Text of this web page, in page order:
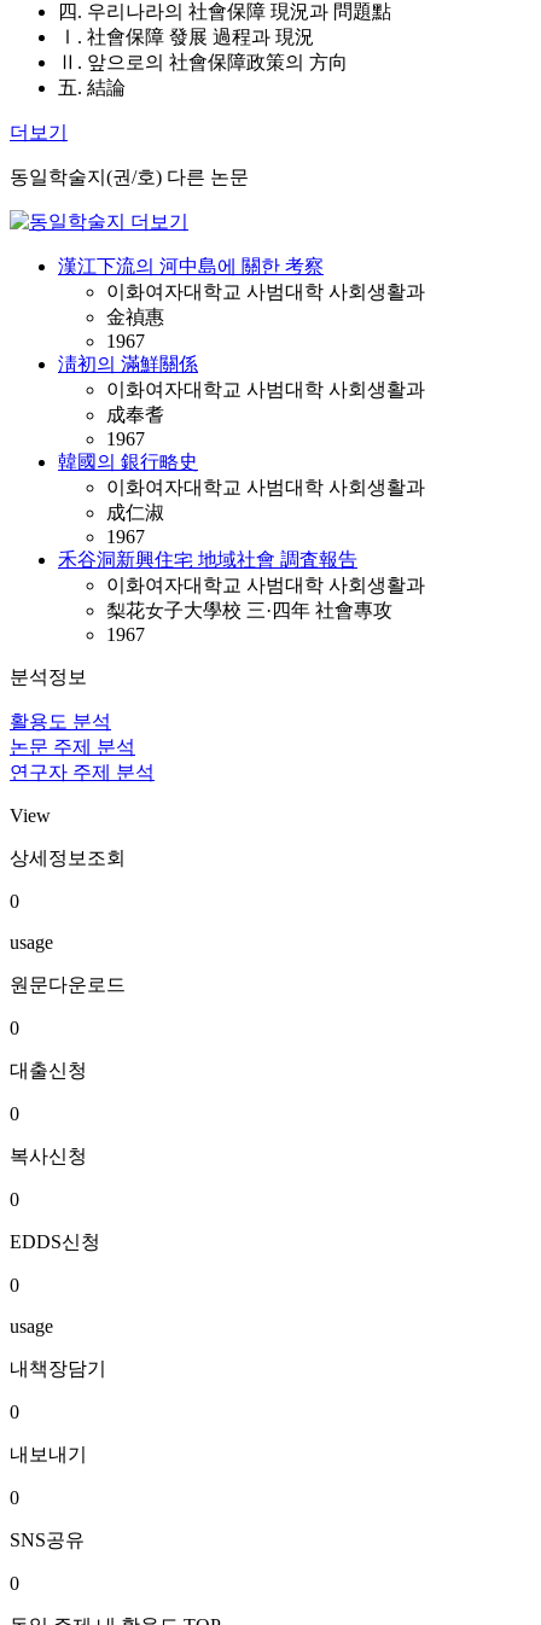
四. 우리나라의 社會保障 現況과 問題點
Ⅰ. 社會保障 發展 過程과 現況
Ⅱ. 앞으로의 社會保障政策의 方向
五. 結論
더보기
동일학술지(권/호) 다른 논문
漢江下流의 河中島에 關한 考察
이화여자대학교 사범대학 사회생활과
金禎惠
1967
淸初의 滿鮮關係
이화여자대학교 사범대학 사회생활과
成奉耆
1967
韓國의 銀行略史
이화여자대학교 사범대학 사회생활과
成仁淑
1967
禾谷洞新興住宅 地域社會 調査報告
이화여자대학교 사범대학 사회생활과
梨花女子大學校 三·四年 社會專攻
1967
분석정보
활용도 분석
논문 주제 분석
연구자 주제 분석
View
상세정보조회
0
usage
원문다운로드
0
대출신청
0
복사신청
0
EDDS신청
0
usage
내책장담기
0
내보내기
0
SNS공유
0